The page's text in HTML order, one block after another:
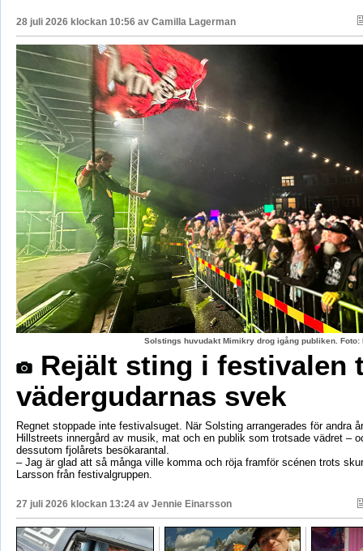
28 juli 2026 klockan 10:56 av Camilla Lagerman
Solstings huvudakt Mimikry drog igång publiken.
Rejält sting i festivalen
vädergudarnas svek
Regnet stoppade inte festivalsuget. När Solsting arrangerades för andra
Hillstreets innergård av musik, mat och en publik som trotsade vädret –
dessutom fjolårets besökarantal.
– Jag är glad att så många ville komma och röja framför scénen trots
Larsson från festivalgruppen.
27 juli 2026 klockan 13:24 av Jennie Einarsson